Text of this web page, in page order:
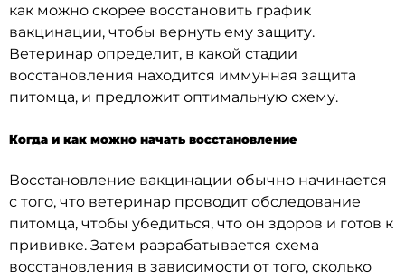
как можно скорее восстановить график
вакцинации, чтобы вернуть ему защиту.
Ветеринар определит, в какой стадии
восстановления находится иммунная защита
питомца, и предложит оптимальную схему.
Когда и как можно начать восстановление
Восстановление вакцинации обычно начинается
с того, что ветеринар проводит обследование
питомца, чтобы убедиться, что он здоров и готов к
прививке. Затем разрабатывается схема
восстановления в зависимости от того, сколько